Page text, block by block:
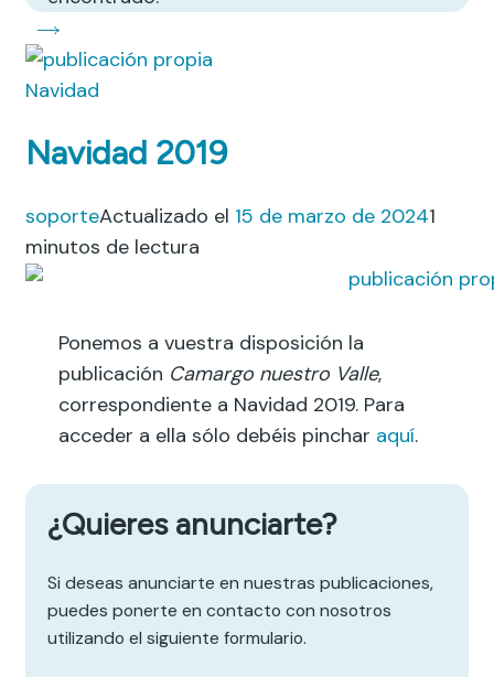
Navidad
Navidad 2019
soporteActualizado el 15 de marzo de 20241
minutos de lectura
Ponemos a vuestra disposición la
publicación Camargo nuestro Valle,
correspondiente a Navidad 2019. Para
acceder a ella sólo debéis pinchar aquí.
¿Quieres anunciarte?
Si deseas anunciarte en nuestras publicaciones,
puedes ponerte en contacto con nosotros
utilizando el siguiente formulario.